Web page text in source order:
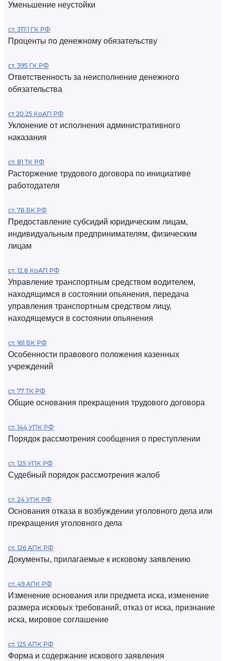
Уменьшение неустойки
ст. 317.1 ГК РФ
Проценты по денежному обязательству
ст. 395 ГК РФ
Ответственность за неисполнение денежного
обязательства
ст 20.25 КоАП РФ
Уклонение от исполнения административного
наказания
ст. 81 ТК РФ
Расторжение трудового договора по инициативе
работодателя
ст. 78 БК РФ
Предоставление субсидий юридическим лицам,
индивидуальным предпринимателям, физическим
лицам
ст. 12.8 КоАП РФ
Управление транспортным средством водителем,
находящимся в состоянии опьянения, передача
управления транспортным средством лицу,
находящемуся в состоянии опьянения
ст. 161 БК РФ
Особенности правового положения казенных
учреждений
ст. 77 ТК РФ
Общие основания прекращения трудового договора
ст. 144 УПК РФ
Порядок рассмотрения сообщения о преступлении
ст. 125 УПК РФ
Судебный порядок рассмотрения жалоб
ст. 24 УПК РФ
Основания отказа в возбуждении уголовного дела или
прекращения уголовного дела
ст. 126 АПК РФ
Документы, прилагаемые к исковому заявлению
ст. 49 АПК РФ
Изменение основания или предмета иска, изменение
размера исковых требований, отказ от иска, признание
иска, мировое соглашение
ст. 125 АПК РФ
Форма и содержание искового заявления